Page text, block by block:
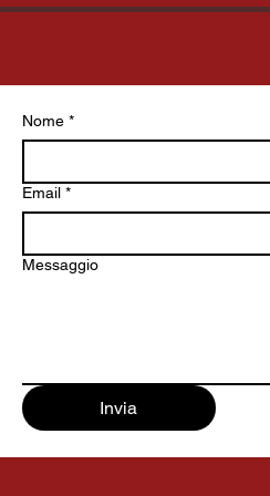
Nome *
Email *
Messaggio
Invia